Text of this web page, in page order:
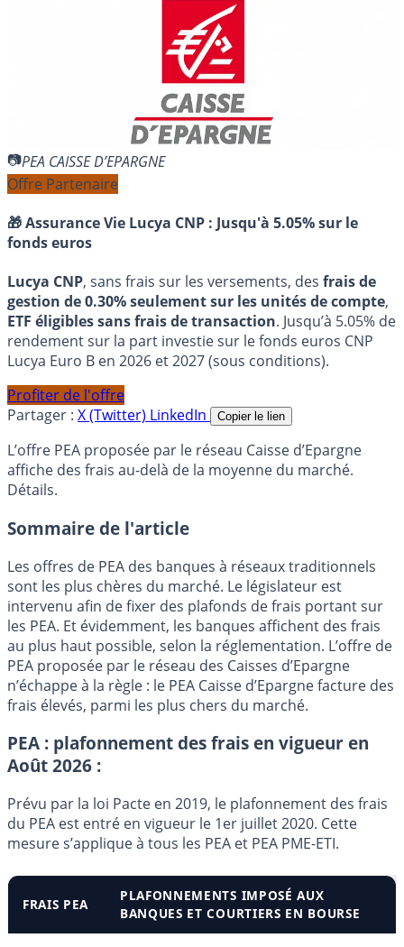
PEA CAISSE D’EPARGNE
Offre Partenaire
🎁 Assurance Vie Lucya CNP : Jusqu'à 5.05% sur le
fonds euros
Lucya CNP, sans frais sur les versements, des frais de
gestion de 0.30% seulement sur les unités de compte,
ETF éligibles sans frais de transaction. Jusqu’à 5.05% de
rendement sur la part investie sur le fonds euros CNP
Lucya Euro B en 2026 et 2027 (sous conditions).
Profiter de l'offre
Partager : X (Twitter) LinkedIn Copier le lien
L’offre PEA proposée par le réseau Caisse d’Epargne
affiche des frais au-delà de la moyenne du marché.
Détails.
Sommaire de l'article
Les offres de PEA des banques à réseaux traditionnels
sont les plus chères du marché. Le législateur est
intervenu afin de fixer des plafonds de frais portant sur
les PEA. Et évidemment, les banques affichent des frais
au plus haut possible, selon la réglementation. L’offre de
PEA proposée par le réseau des Caisses d’Epargne
n’échappe à la règle : le PEA Caisse d’Epargne facture des
frais élevés, parmi les plus chers du marché.
PEA : plafonnement des frais en vigueur en
Août 2026 :
Prévu par la loi Pacte en 2019, le plafonnement des frais
du PEA est entré en vigueur le 1er juillet 2020. Cette
mesure s’applique à tous les PEA et PEA PME-ETI.
FRAIS PEA
PLAFONNEMENTS IMPOSÉ AUX
BANQUES ET COURTIERS EN BOURSE